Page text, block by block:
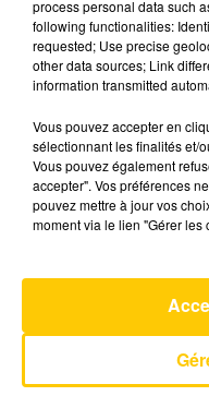
Ecoutez sur Totem
le pays de Brioude
de nos journalistes
process personal data such
following functionalities:
requested; Use precise
other data sources; Link
information transmitted
Vous pouvez accepter en
sélectionnant les finalités et/
Vous pouvez également
accepter". Vos préférences
pouvez mettre à jour vos
moment via le lien "Gérer